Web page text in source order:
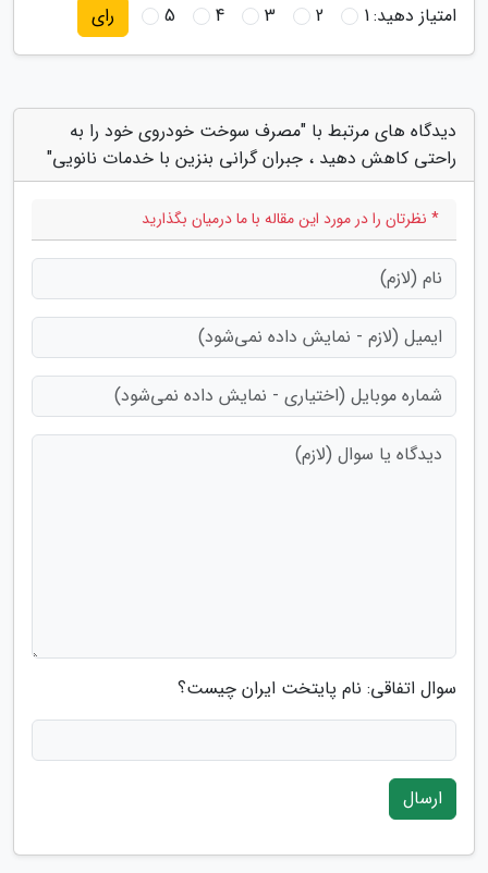
امتیاز دهید:1
2
3
4
5 رای
دیدگاه های مرتبط با "مصرف سوخت خودروی خود را به
راحتی کاهش دهید ، جبران گرانی بنزین با خدمات نانویی"
* نظرتان را در مورد این مقاله با ما درمیان بگذارید
سوال اتفاقی: نام پایتخت ایران چیست؟
ارسال